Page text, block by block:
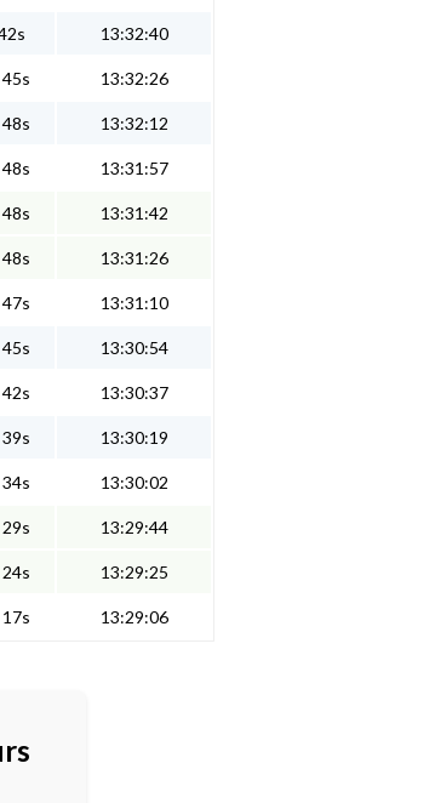
13:32:40
13:32:26
13:32:12
13:31:57
13:31:42
13:31:26
13:31:10
13:30:54
13:30:37
13:30:19
13:30:02
13:29:44
13:29:25
13:29:06